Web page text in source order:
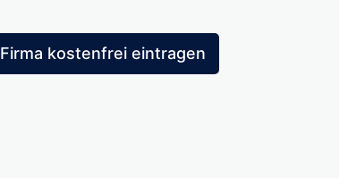
Firma kostenfrei eintragen